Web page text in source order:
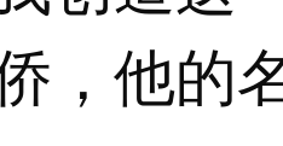
，他的